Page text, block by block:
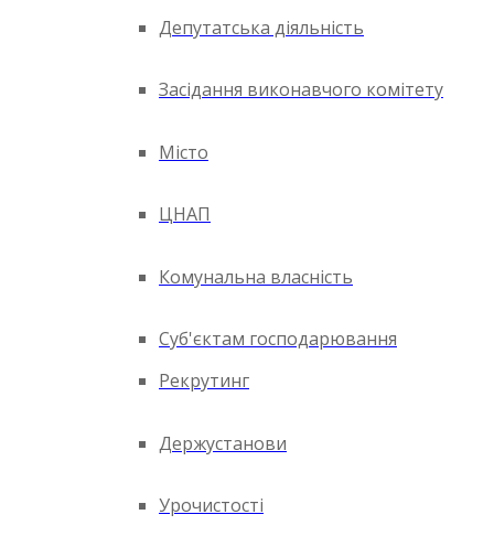
Депутатська діяльність
Засідання виконавчого комітету
Місто
ЦНАП
Комунальна власність
Суб'єктам господарювання
Рекрутинг
Держустанови
Урочистості